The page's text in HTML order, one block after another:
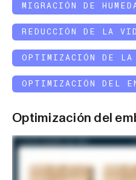
MIGRACIÓN DE
REDUCCIÓN DE LA
OPTIMIZACIÓN DE LA
OPTIMIZACIÓN DEL
Optimización del